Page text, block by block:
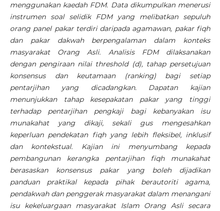
menggunakan kaedah FDM. Data dikumpulkan menerusi
instrumen soal selidik FDM yang melibatkan sepuluh
orang panel pakar terdiri daripada agamawan, pakar fiqh
dan pakar dakwah berpengalaman dalam konteks
masyarakat Orang Asli. Analisis FDM dilaksanakan
dengan pengiraan nilai threshold (d), tahap persetujuan
konsensus dan keutamaan (ranking) bagi setiap
pentarjihan yang dicadangkan. Dapatan kajian
menunjukkan tahap kesepakatan pakar yang tinggi
terhadap pentarjihan pengkaji bagi kebanyakan isu
munakahat yang dikaji, sekali gus mengesahkan
keperluan pendekatan fiqh yang lebih fleksibel, inklusif
dan kontekstual. Kajian ini menyumbang kepada
pembangunan kerangka pentarjihan fiqh munakahat
berasaskan konsensus pakar yang boleh dijadikan
panduan praktikal kepada pihak berautoriti agama,
pendakwah dan penggerak masyarakat dalam menangani
isu kekeluargaan masyarakat Islam Orang Asli secara